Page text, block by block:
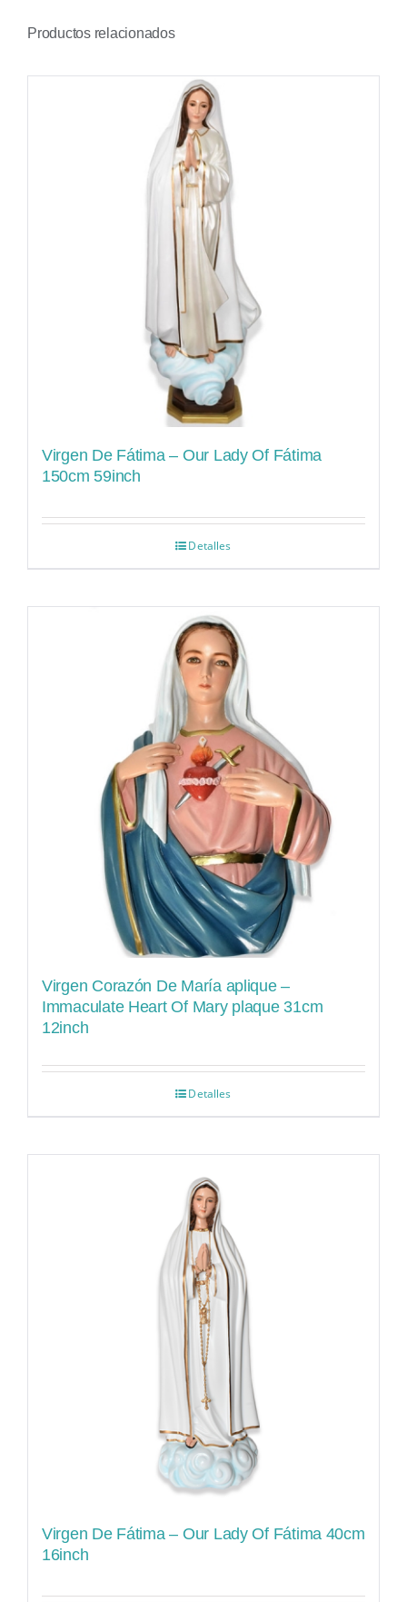
Productos relacionados
Virgen De Fátima – Our Lady Of Fátima
150cm 59inch
Detalles
Virgen Corazón De María aplique –
Immaculate Heart Of Mary plaque 31cm
12inch
Detalles
Virgen De Fátima – Our Lady Of Fátima 40cm
16inch